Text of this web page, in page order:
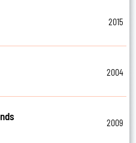
2015
2004
2009